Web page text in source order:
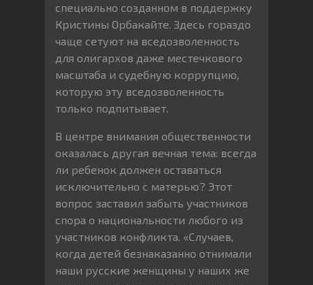
специально созданном в поддержку
Кристины Орбакайте. Здесь гораздо
чаще сетуют на вседозволенность
для олигархов даже местечкового
масштаба и судебную коррупцию,
которую эту вседозволенность
только подпитывает.
В центре внимания общественности
оказалась другая вечная тема: всегда
ли ребенок должен оставаться
исключительно с матерью? Этот
вопрос заставил забыть участников
спора о национальности любого из
участников конфликта. «Случаев,
когда детей безнаказанно отнимали
наши русские женщины у наших же